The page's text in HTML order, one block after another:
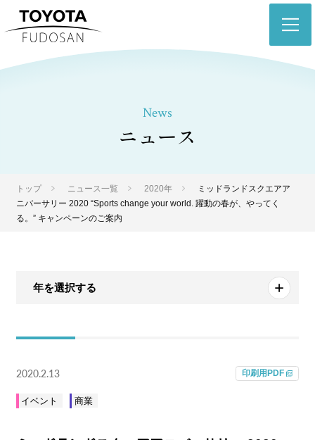
プロジェクト
News
ニュース
トップ ニュース一覧 2020年
ミッドランドスクエアア
ニバーサリー 2020 “Sports change your world. 躍動の春が、やってく
る。” キャンペーンのご案内
年を選択する
2020.2.13
イベント 商業
印刷用PDF